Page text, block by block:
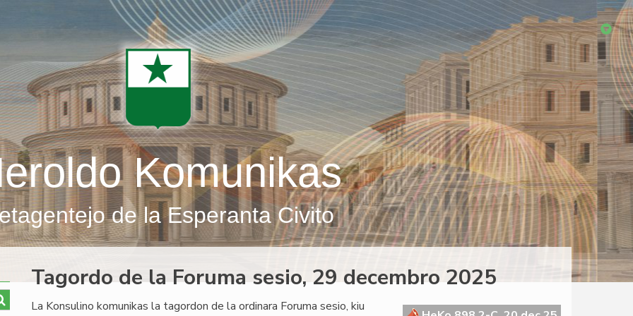
Komunikas
de la Esperanta Civito
Tagordo de la Foruma sesio, 29 decembro 2025
La Konsulino komunikas la tagordon de la ordinara Foruma sesio, kiu